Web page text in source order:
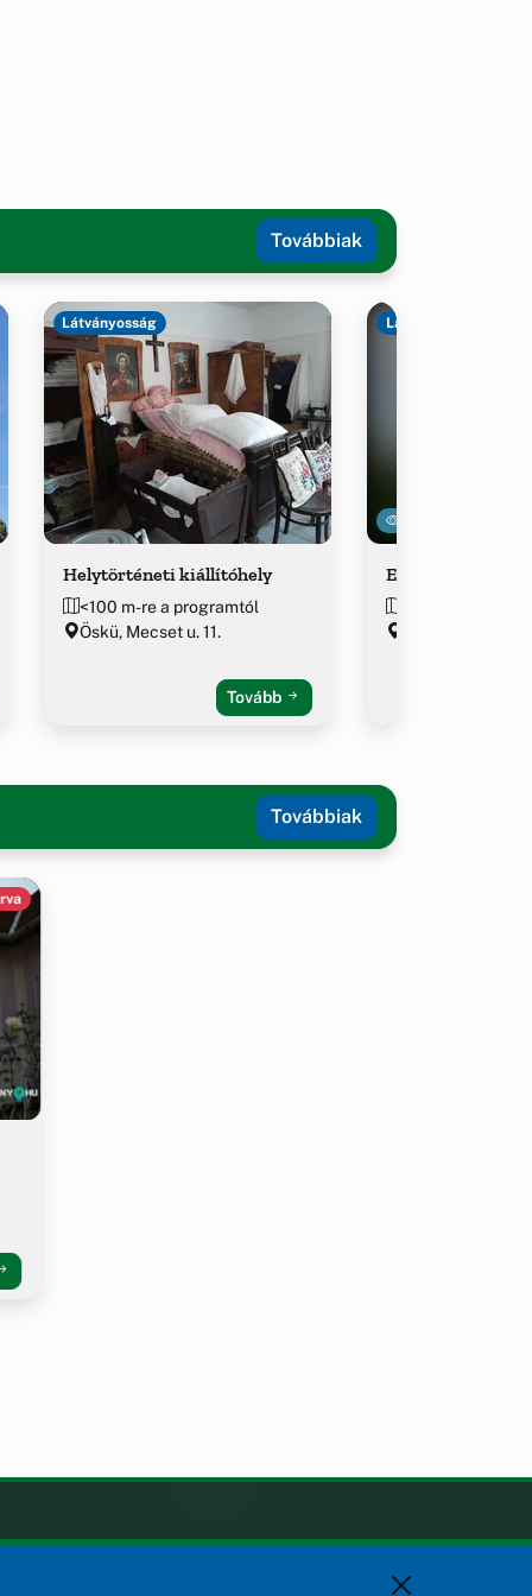
Továbbiak
Látványosság
Helytörténeti kiállítóhely
<100 m-re a programtól
Öskü, Mecset u. 11.
Tovább
Látványosság
Evangélikus
Továbbiak
KAPCSOLAT